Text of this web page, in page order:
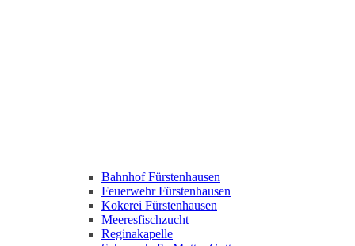
Bahnhof Fürstenhausen
Feuerwehr Fürstenhausen
Kokerei Fürstenhausen
Meeresfischzucht
Reginakapelle